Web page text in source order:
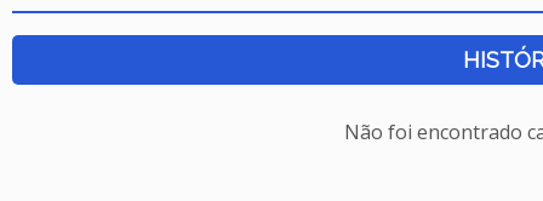
Não foi encontrado